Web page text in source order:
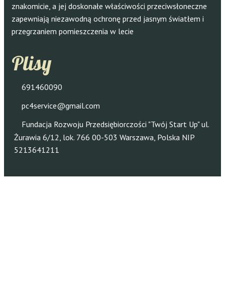
znakomicie, a jej doskonałe właściwości przeciwsłoneczne
zapewniają niezawodną ochronę przed jasnym światłem i
przegrzaniem pomieszczenia w lecie
Plisy
691460090
pc4service@gmail.com
Fundacja Rozwoju Przedsiębiorczości "Twój Start Up" ul.
Żurawia 6/12, lok. 766 00-503 Warszawa, Polska NIP
5213641211